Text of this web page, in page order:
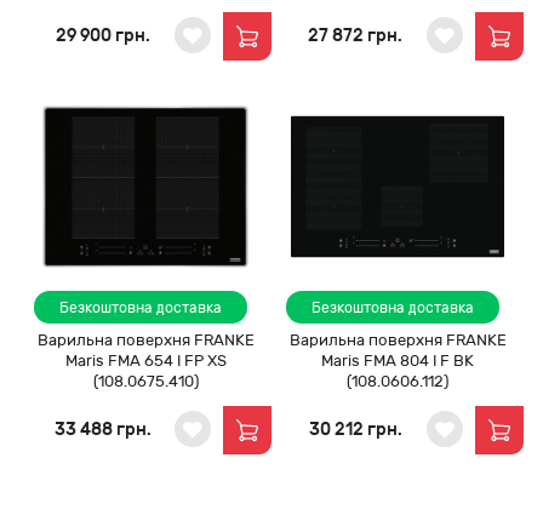
29 900 грн. 27 872 грн.
Безкоштовна доставка
Варильна поверхня FRANKE
Maris FMA 654 I FP XS
(108.0675.410)
33 488 грн.
Безкоштовна доставка
Варильна поверхня FRANKE
Maris FMA 804 I F BK
(108.0606.112)
30 212 грн.